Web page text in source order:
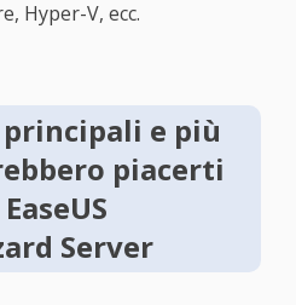
Hyper-V, ecc.
e più
piacerti
Server